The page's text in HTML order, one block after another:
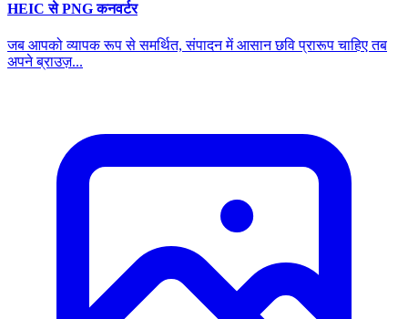
HEIC से PNG कनवर्टर
जब आपको व्यापक रूप से समर्थित, संपादन में आसान छवि प्रारूप चाहिए तब
अपने ब्राउज़...